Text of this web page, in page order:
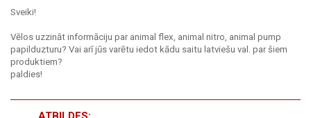
Sveiki!
Vēlos uzzināt informāciju par animal flex, animal nitro, animal pump
papilduzturu? Vai arī jūs varētu iedot kādu saitu latviešu val. par šiem
produktiem?
paldies!